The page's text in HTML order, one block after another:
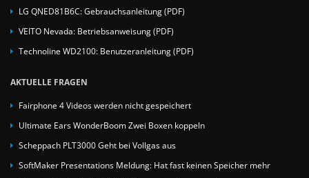
LG QNED81B6C: Gebrauchsanleitung (PDF)
VEITO Nevada: Betriebsanweisung (PDF)
Technoline WD2100: Benutzeranleitung (PDF)
AKTUELLE FRAGEN
Fairphone 4 Videos werden nicht gespeichert
Ultimate Ears WonderBoom Zwei Boxen koppeln
Scheppach PLT3000 Geht bei Vollgas aus
SoftMaker Presentations Meldung: Hat fast keinen Speicher mehr